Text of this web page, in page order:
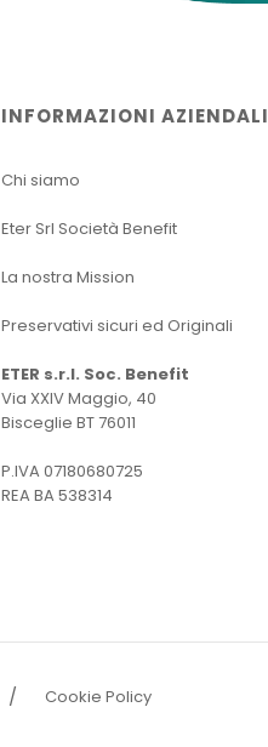
INFORMAZIONI AZIENDALI
Chi siamo
Eter Srl Società Benefit
La nostra Mission
Preservativi sicuri ed Originali
ETER s.r.l. Soc. Benefit
Via XXIV Maggio, 40
Bisceglie BT 76011
P.IVA 07180680725
REA BA 538314
Cookie Policy